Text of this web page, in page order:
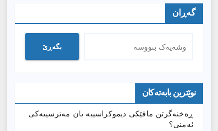
گەڕان
بگەڕێ
نوێترین بابەتەکان
ڕەخنەگرتن مافێکی دیموکراسییە یان مەترسییەکی
ئەمنی؟